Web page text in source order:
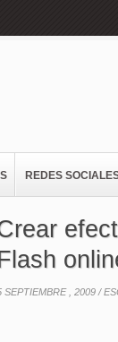
REDES
SEPTIEMBRE , 2009 /